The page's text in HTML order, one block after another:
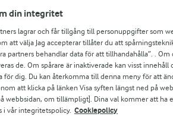
Aktuellt
Om Arla
Nyheter & press
Jobb & karriär
Kontakta oss
din integritet
lagrar och får tillgång till personuppgifter som
att välja Jag accepterar tillåter du att
partners behandlar data för att tillhandahålla”. .
de. Om spårare är inaktiverade kan visst innehåll
för dig. Du kan återkomma till denna meny för att
att klicka på länken Visa syften längst ned på
webbsidan, om tillämpligt]. Dina val kommer att ha
i vår integritetspolicy. Cookiepolicy